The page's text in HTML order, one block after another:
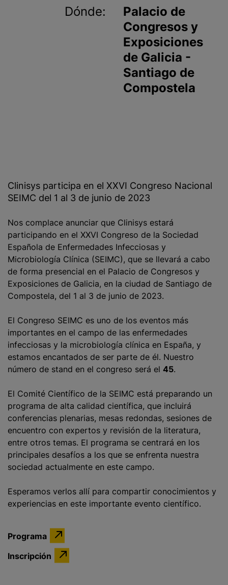
Dónde:
Palacio de
Congresos y
Exposiciones
de Galicia -
Santiago de
Compostela
Clinisys participa en el XXVI Congreso Nacional
SEIMC del 1 al 3 de junio de 2023
Nos complace anunciar que Clinisys estará
participando en el XXVI Congreso de la Sociedad
Española de Enfermedades Infecciosas y
Microbiología Clínica (SEIMC), que se llevará a cabo
de forma presencial en el Palacio de Congresos y
Exposiciones de Galicia, en la ciudad de Santiago de
Compostela, del 1 al 3 de junio de 2023.
El Congreso SEIMC es uno de los eventos más
importantes en el campo de las enfermedades
infecciosas y la microbiología clínica en España, y
estamos encantados de ser parte de él. Nuestro
número de stand en el congreso será el 45.
El Comité Científico de la SEIMC está preparando un
programa de alta calidad científica, que incluirá
conferencias plenarias, mesas redondas, sesiones de
encuentro con expertos y revisión de la literatura,
entre otros temas. El programa se centrará en los
principales desafíos a los que se enfrenta nuestra
sociedad actualmente en este campo.
Esperamos verlos allí para compartir conocimientos y
experiencias en este importante evento científico.
Programa
Inscripción